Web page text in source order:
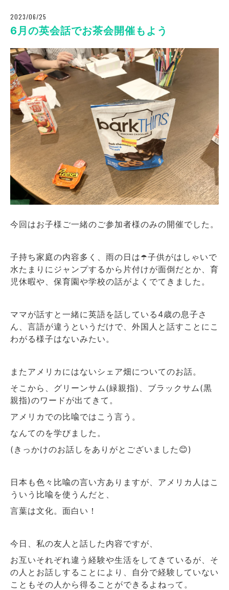
2023/06/25
6月の英会話でお茶会開催もよう
今回はお子様ご一緒のご参加者様のみの開催でした。
子持ち家庭の内容多く、雨の日は☂️子供がはしゃいで
水たまりにジャンプするから片付けが面倒だとか、育
児休暇や、保育園や学校の話がよくでてきました。
ママが話すと一緒に英語を話している4歳の息子さ
ん、言語が違うというだけで、外国人と話すことにこ
わがる様子はないみたい。
またアメリカにはないシェア畑についてのお話。
そこから、グリーンサム(緑親指)、ブラックサム(黒
親指)のワードが出てきて。
アメリカでの比喩ではこう言う。
なんてのを学びました。
(きっかけのお話しをありがとございました😊)
日本も色々比喩の言い方ありますが、アメリカ人はこ
ういう比喩を使うんだと、
言葉は文化。面白い！
今日、私の友人と話した内容ですが、
お互いそれぞれ違う経験や生活をしてきているが、そ
の人とお話しすることにより、自分で経験していない
こともその人から得ることができるよねって。